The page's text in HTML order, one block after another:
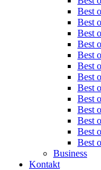
Best
Best
Best
Best
Best
Best
Best
Best
Best
Best
Best
Best
Best
Business
Kontakt